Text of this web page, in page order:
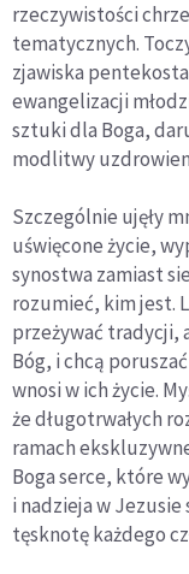
rzeczywistości
tematycznych.
zjawiska
ewangelizacji
sztuki dla Boga,
modlitwy
Szczególnie ujęły
uświęcone życie,
synostwa zamiast
rozumieć, kim jest.
przeżywać tradycji,
Bóg, i chcą
wnosi w ich życie.
że długotrwałych
ramach
Boga serce, które
i nadzieja w
tęsknotę każdego